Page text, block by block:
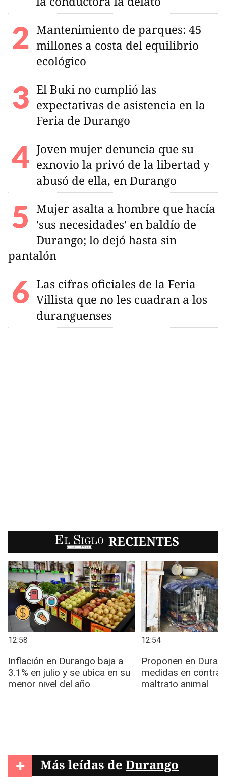
Mantenimiento de parques: 45
millones a costa del equilibrio
ecológico
El Buki no cumplió las
expectativas de asistencia en la
Feria de Durango
Joven mujer denuncia que su
exnovio la privó de la libertad y
abusó de ella, en Durango
Mujer asalta a hombre que hacía
'sus necesidades' en baldío de
Durango; lo dejó hasta sin
pantalón
Las cifras oficiales de la Feria
Villista que no les cuadran a los
duranguenses
EL SIGLO RECIENTES
+ Más leídas de Durango